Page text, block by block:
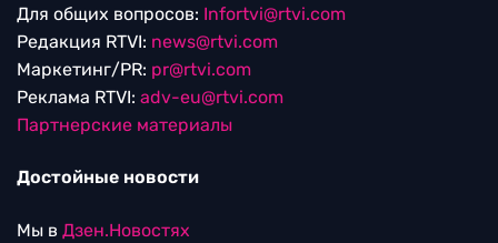
Для общих вопросов: Infortvi@rtvi.com
Редакция RTVI: news@rtvi.com
Маркетинг/PR: pr@rtvi.com
Реклама RTVI: adv-eu@rtvi.com
Партнерские материалы
Достойные новости
Мы в Дзен.Новостях